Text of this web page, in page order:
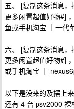
五、 [复制这条消息
更多闲置超值好物#]
鱼或手机淘宝 ｜一代
六、 [复制这条消息
更多闲置超值好物#]
或手机淘宝 ｜
以下是没来的及摆上
还有 4 台 psv2000 祼